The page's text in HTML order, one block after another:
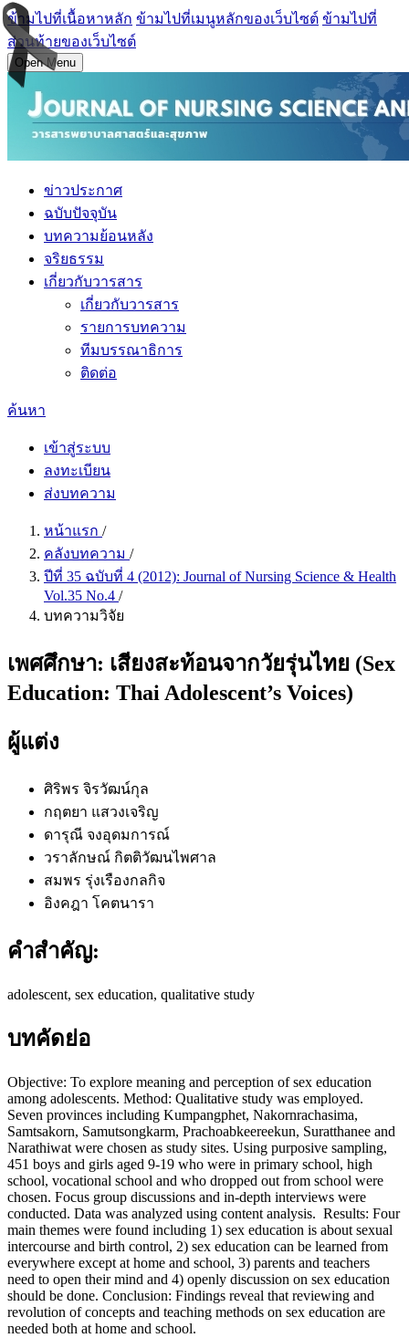
ข้ามไปที่เนื้อหาหลัก ข้ามไปที่เมนูหลักของเว็บไซต์ ข้ามไปที่
ส่วนท้ายของเว็บไซต์
Open Menu
ข่าวประกาศ
ฉบับปัจจุบัน
บทความย้อนหลัง
จริยธรรม
เกี่ยวกับวารสาร
เกี่ยวกับวารสาร
รายการบทความ
ทีมบรรณาธิการ
ติดต่อ
ค้นหา
เข้าสู่ระบบ
ลงทะเบียน
ส่งบทความ
หน้าแรก /
คลังบทความ /
ปีที่ 35 ฉบับที่ 4 (2012): Journal of Nursing Science & Health
Vol.35 No.4 /
บทความวิจัย
เพศศึกษา: เสียงสะท้อนจากวัยรุ่นไทย (Sex
Education: Thai Adolescent’s Voices)
ผู้แต่ง
ศิริพร จิรวัฒน์กุล
กฤตยา แสวงเจริญ
ดารุณี จงอุดมการณ์
วราลักษณ์ กิตติวัฒนไพศาล
สมพร รุ่งเรืองกลกิจ
อิงคฎา โคตนารา
คำสำคัญ:
adolescent, sex education, qualitative study
บทคัดย่อ
Objective: To explore meaning and perception of sex education
among adolescents. Method: Qualitative study was employed.
Seven provinces including Kumpangphet, Nakornrachasima,
Samtsakorn, Samutsongkarm, Prachoabkeereekun, Suratthanee and
Narathiwat were chosen as study sites. Using purposive sampling,
451 boys and girls aged 9-19 who were in primary school, high
school, vocational school and who dropped out from school were
chosen. Focus group discussions and in-depth interviews were
conducted. Data was analyzed using content analysis. Results: Four
main themes were found including 1) sex education is about sexual
intercourse and birth control, 2) sex education can be learned from
everywhere except at home and school, 3) parents and teachers
need to open their mind and 4) openly discussion on sex education
should be done. Conclusion: Findings reveal that reviewing and
revolution of concepts and teaching methods on sex education are
needed both at home and school.